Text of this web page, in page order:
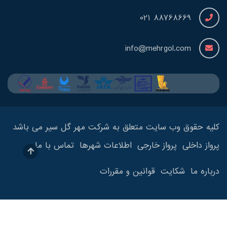
88768669 021
info@mehrgol.com
کلیه حقوق وب سایت متعلق به شرکت مهر گل سیر می باشد
پرواز داخلی پرواز خارجی اطلاعات شهرها تماس با ما
درباره ما شکایت قوانین و مقررات